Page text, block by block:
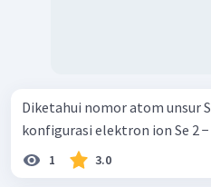
Diketahui nomor atom unsur
konfigurasi elektron ion Se 2 −
1 3.0